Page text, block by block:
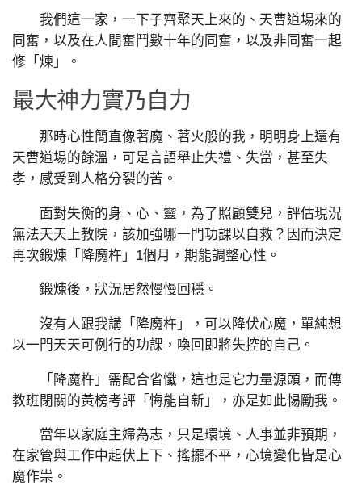
我們這一家，一下子齊聚天上來的、天曹道場來的
同奮，以及在人間奮鬥數十年的同奮，以及非同奮一起
修「煉」。
最大神力實乃自力
那時心性簡直像著魔、著火般的我，明明身上還有
天曹道場的餘溫，可是言語舉止失禮、失當，甚至失
孝，感受到人格分裂的苦。
面對失衡的身、心、靈，為了照顧雙兒，評估現況
無法天天上教院，該加強哪一門功課以自救？因而決定
再次鍛煉「降魔杵」1個月，期能調整心性。
鍛煉後，狀況居然慢慢回穩。
沒有人跟我講「降魔杵」，可以降伏心魔，單純想
以一門天天可例行的功課，喚回即將失控的自己。
「降魔杵」需配合省懺，這也是它力量源頭，而傳
教班閉關的黃榜考評「悔能自新」，亦是如此惕勵我。
當年以家庭主婦為志，只是環境、人事並非預期，
在家管與工作中起伏上下、搖擺不平，心境變化皆是心
魔作祟。